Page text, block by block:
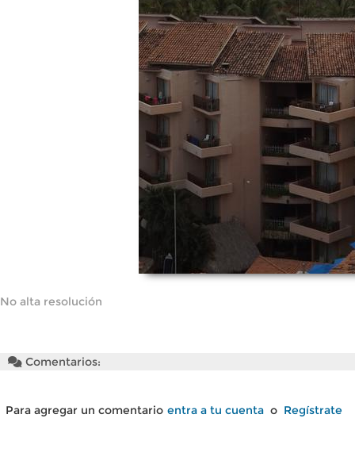
No alta resolución
Comentarios:
Para agregar un comentario entra a tu cuenta o Regístrate